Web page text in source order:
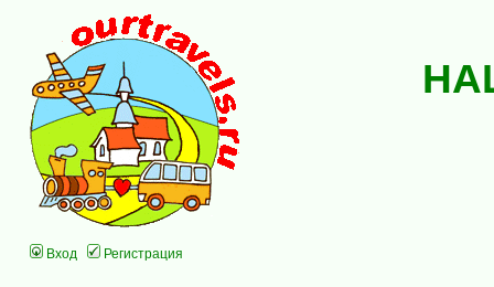
Вход Регистрация